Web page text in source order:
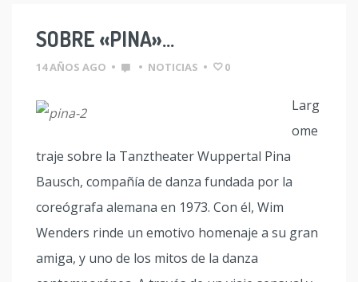
SOBRE «PINA»…
14 AÑOS AGO • • NOTICIAS • 0
Larg
ome
traje sobre la Tanztheater Wuppertal Pina
Bausch, compañía de danza fundada por la
coreógrafa alemana en 1973. Con él, Wim
Wenders rinde un emotivo homenaje a su gran
amiga, y uno de los mitos de la danza